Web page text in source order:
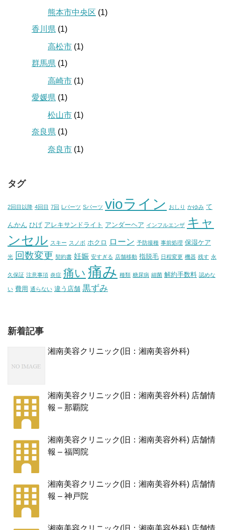
熊本市中央区 (1)
香川県 (1)
高松市 (1)
群馬県 (1)
高崎市 (1)
愛媛県 (1)
松山市 (1)
奈良県 (1)
奈良市 (1)
タグ
2回目以降 4回目 7回 Lパーツ Sパーツ vioライン おしり かゆみ て
んかん ひげ アレキサンドライト アンダーヘア インフルエンザ キャ
ンセル スキー スノボ ホクロ ローン 予防接種 事前処理 保湿ケア
光 回数変更 契約書 妊娠 安すぎる 店舗移動 指脱毛 日程変更 機器 残す 永
久保証 注意事項 炎症 痛い 痛み 種類 糖尿病 細菌 解約手数料 認めな
い 費用 通らない 違う店舗 黒ずみ
新着記事
湘南美容クリニック(旧：湘南美容外科)
湘南美容クリニック(旧：湘南美容外科) 店舗情
報 – 那覇院
湘南美容クリニック(旧：湘南美容外科) 店舗情
報 – 福岡院
湘南美容クリニック(旧：湘南美容外科) 店舗情
報 – 神戸院
湘南美容クリニック(旧：湘南美容外科) 店舗情